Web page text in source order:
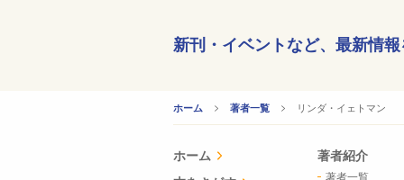
新刊・イベントなど、 最新情
ホーム 著者一覧 CURRENT:
リンダ・イェトマン
ホーム
著者紹介
著者一覧